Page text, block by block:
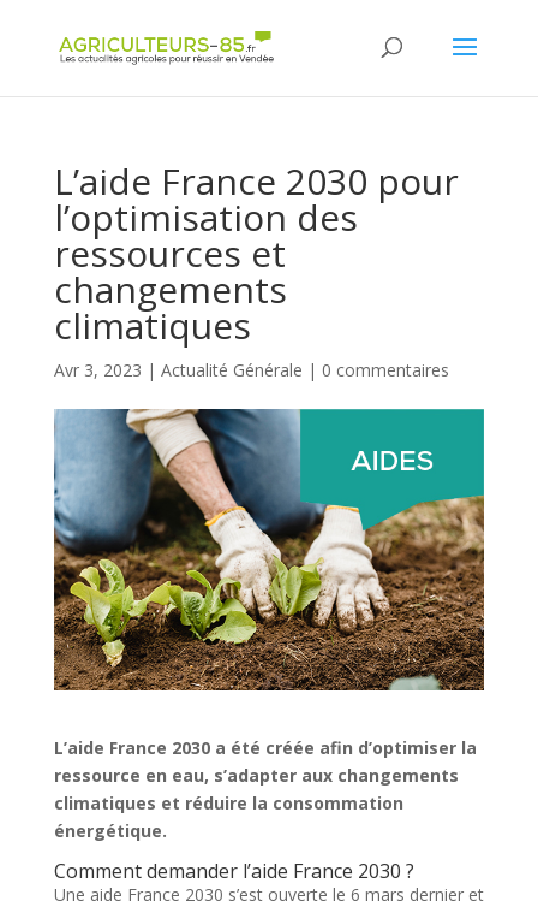
L’aide France 2030 pour
l’optimisation des
ressources et
changements
climatiques
Avr 3, 2023 | Actualité Générale | 0 commentaires
L’aide France 2030 a été créée afin d’optimiser la
ressource en eau, s’adapter aux changements
climatiques et réduire la consommation
énergétique.
Comment demander l’aide France 2030 ?
Une aide France 2030 s’est ouverte le 6 mars dernier et